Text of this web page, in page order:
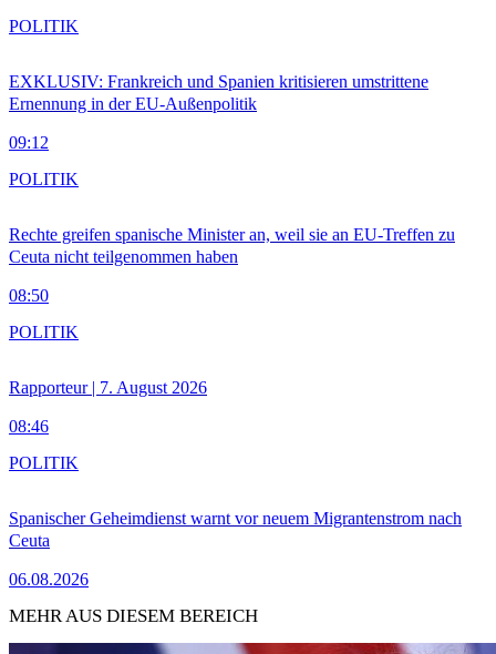
EXKLUSIV: Frankreich und Spanien kritisieren umstrittene
Ernennung in der EU-Außenpolitik
09:12
POLITIK
Rechte greifen spanische Minister an, weil sie an EU-Treffen zu
Ceuta nicht teilgenommen haben
08:50
POLITIK
Rapporteur | 7. August 2026
08:46
POLITIK
Spanischer Geheimdienst warnt vor neuem Migrantenstrom nach
Ceuta
06.08.2026
POLITIK
MEHR AUS DIESEM BEREICH